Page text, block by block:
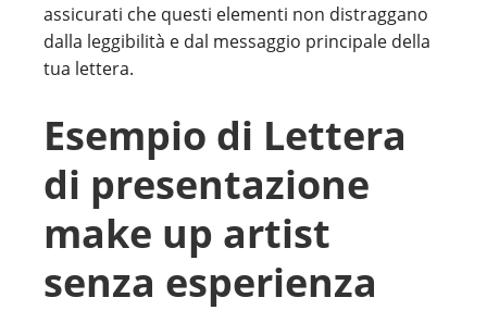
assicurati che questi elementi non distraggano
dalla leggibilità e dal messaggio principale della
tua lettera.
Esempio di Lettera
di presentazione
make up artist
senza esperienza